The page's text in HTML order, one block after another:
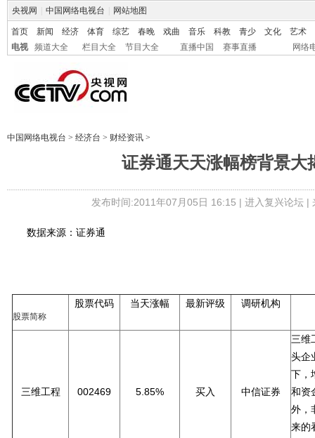
央视网 中国网络电视台 网站地图
首页 新闻 经济 体育 综艺 春晚 戏曲 音乐 科教 青少 文化
艺术
电视
频道大全 栏目大全 节目大全 直播中国 赛事直播 网络
中国网络电视台 > 经济台 > 财经资讯 >
证券通天天涨幅榜背景大
发布时间:2011年07月05日 16:15 | 进入复兴论坛|
数据来源：证券通
股票简称
股票代码 当天涨幅 最新评级 调研机构
三维工程 002469 5.85% 买入 中信证券
三维
头企
下，
和资
外，
来的